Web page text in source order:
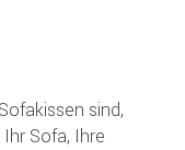
sind,
Sofa, Ihre